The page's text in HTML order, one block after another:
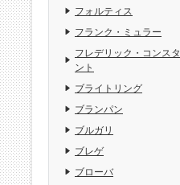
フォルティス
フランク・ミュラー
フレデリック・コンスタ
ント
ブライトリング
ブランパン
ブルガリ
ブレゲ
ブローバ